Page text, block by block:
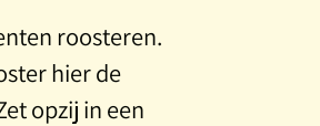
roosteren.
hier de
opzij in een